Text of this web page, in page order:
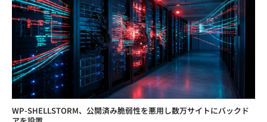
WP-SHELLSTORM、公開済み脆弱性を悪用し数万サイトにバックド